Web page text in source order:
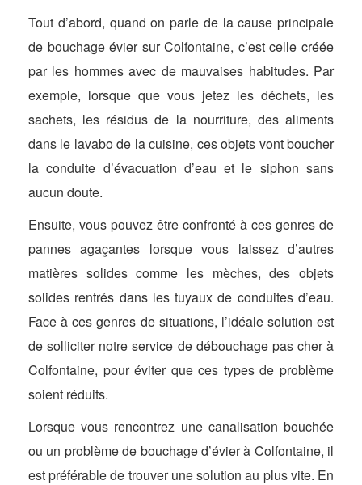
Tout d’abord, quand on parle de la cause principale
de bouchage évier sur Colfontaine, c’est celle créée
par les hommes avec de mauvaises habitudes. Par
exemple, lorsque que vous jetez les déchets, les
sachets, les résidus de la nourriture, des aliments
dans le lavabo de la cuisine, ces objets vont boucher
la conduite d’évacuation d’eau et le siphon sans
aucun doute.
Ensuite, vous pouvez être confronté à ces genres de
pannes agaçantes lorsque vous laissez d’autres
matières solides comme les mèches, des objets
solides rentrés dans les tuyaux de conduites d’eau.
Face à ces genres de situations, l’idéale solution est
de solliciter notre service de débouchage pas cher à
Colfontaine, pour éviter que ces types de problème
soient réduits.
Lorsque vous rencontrez une canalisation bouchée
ou un problème de bouchage d’évier à Colfontaine, il
est préférable de trouver une solution au plus vite. En